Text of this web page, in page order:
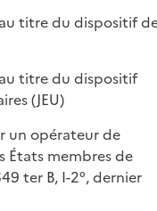
titre du dispositif
titre du dispositif
(JEU)
un opérateur de
États membres de
ter B, I-2°, dernier